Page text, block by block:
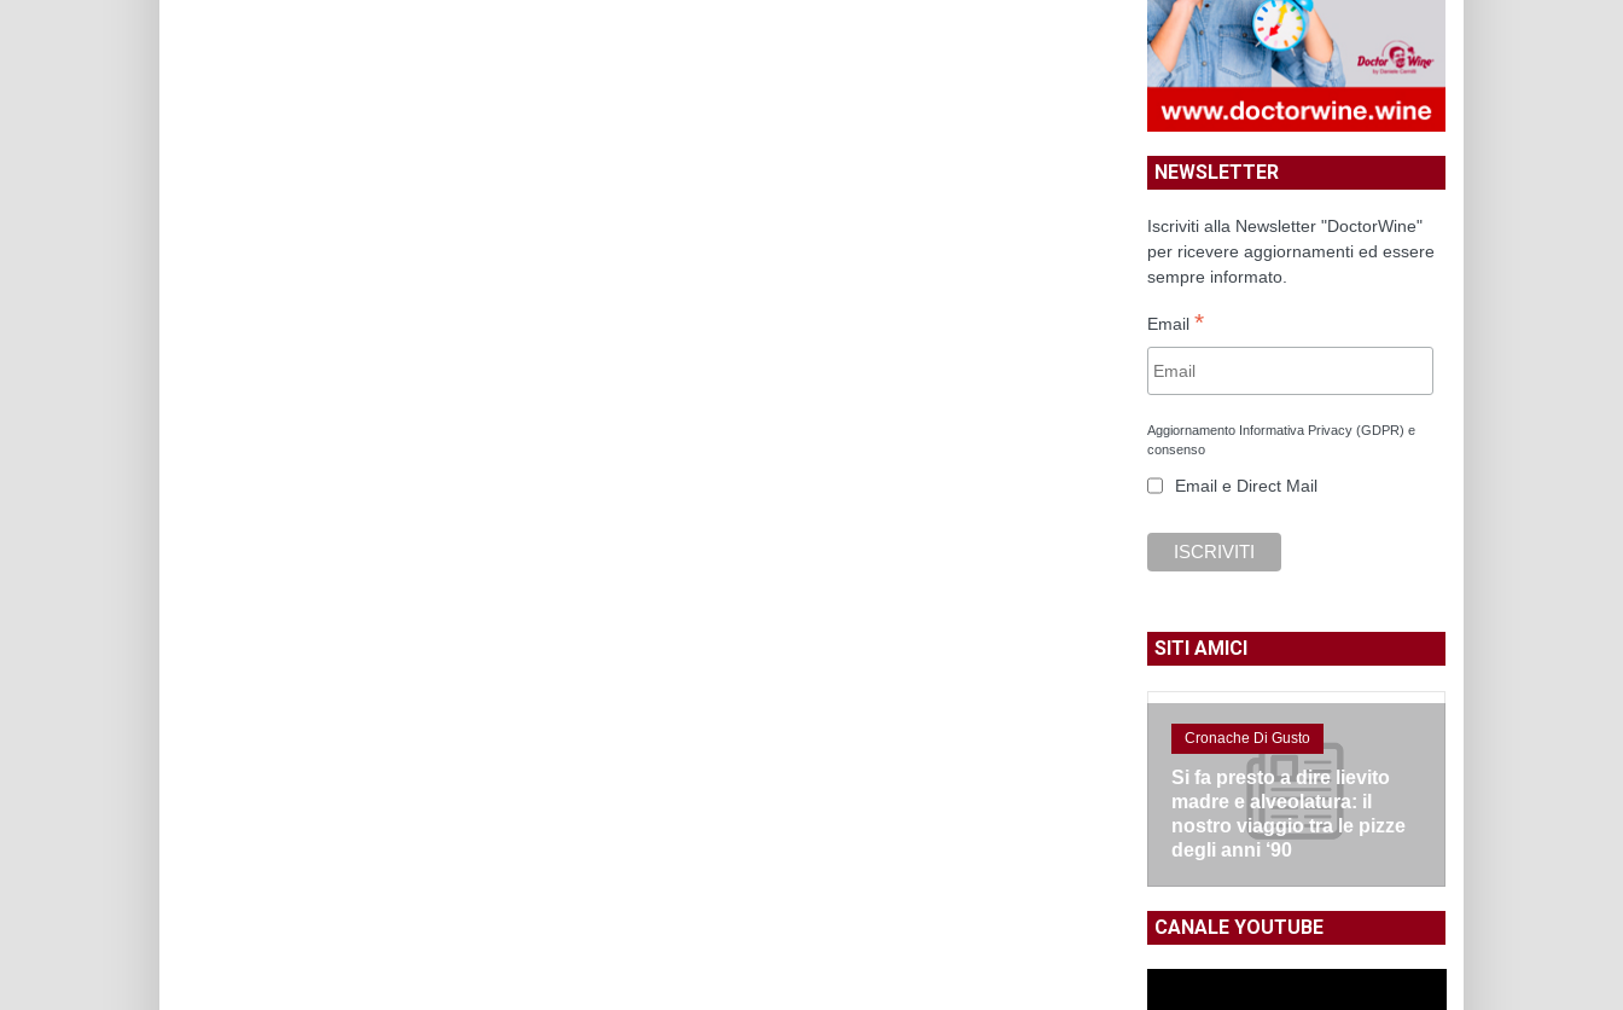
NEWSLETTER
Iscriviti alla Newsletter "DoctorWine"
per ricevere aggiornamenti ed essere
sempre informato.
Email *
Aggiornamento Informativa Privacy (GDPR) e
consenso
Email e Direct Mail
SITI AMICI
Cronache Di Gusto
Si fa presto a dire lievito
madre e alveolatura: il
nostro viaggio tra le pizze
degli anni ‘90
CANALE YOUTUBE